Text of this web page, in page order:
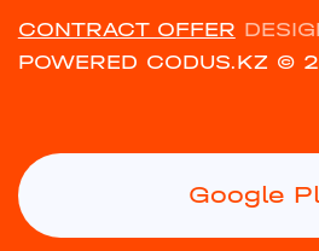
CONTRACT OFFER
POWERED CODUS.KZ ©
Google